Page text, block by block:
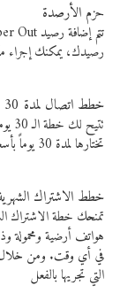
حزم الأرصدة
رصيدك، يمكنك إجراء
خطط اتصال لمدة 30 يومًا
تختارها لمدة 30 يوماً بأسعار فايبر المنخفضة.
خطط الاشتراك
تمنحك خطة الاشتراك
هواتف أرضية ومحمولة
في أي وقت. ومن خلال
التي تجريها بالفعل